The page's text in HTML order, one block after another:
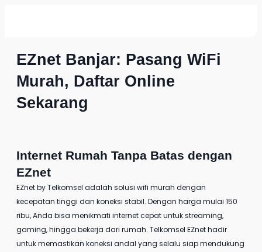
EZnet Banjar: Pasang WiFi
Murah, Daftar Online
Sekarang
Internet Rumah Tanpa Batas dengan
EZnet
EZnet by Telkomsel adalah solusi wifi murah dengan
kecepatan tinggi dan koneksi stabil. Dengan harga mulai 150
ribu, Anda bisa menikmati internet cepat untuk streaming,
gaming, hingga bekerja dari rumah. Telkomsel EZnet hadir
untuk memastikan koneksi andal yang selalu siap mendukung